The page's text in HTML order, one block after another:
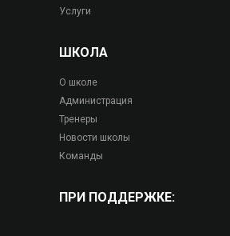
Услуги
ШКОЛА
О школе
Администрация
Тренеры
Новости школы
Команды
ПРИ ПОДДЕРЖКЕ: